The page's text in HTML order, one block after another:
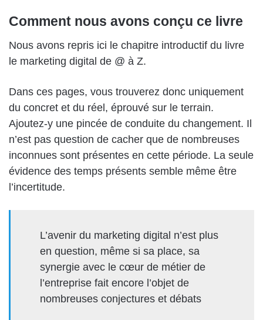
Comment nous avons conçu ce livre
Nous avons repris ici le chapitre introductif du livre
le marketing digital de @ à Z.
Dans ces pages, vous trouverez donc uniquement
du concret et du réel, éprouvé sur le terrain.
Ajoutez-y une pincée de conduite du changement. Il
n’est pas question de cacher que de nombreuses
inconnues sont présentes en cette période. La seule
évidence des temps présents semble même être
l’incertitude.
L’avenir du marketing digital n’est plus
en question, même si sa place, sa
synergie avec le cœur de métier de
l’entreprise fait encore l’objet de
nombreuses conjectures et débats